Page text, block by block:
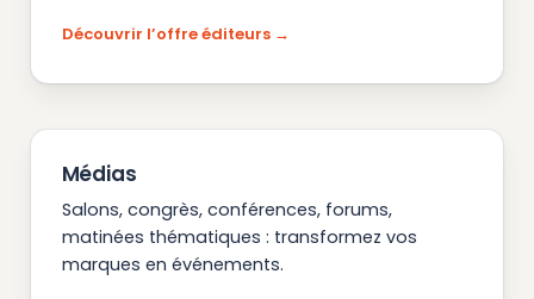
Découvrir l’offre éditeurs
Médias
Salons, congrès, conférences, forums,
matinées thématiques : transformez vos
marques en événements.